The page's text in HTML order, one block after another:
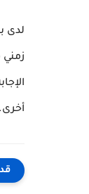
لدى
أخرى.